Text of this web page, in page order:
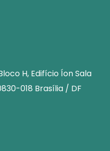
H, Edifício Íon Sala
018 Brasília / DF